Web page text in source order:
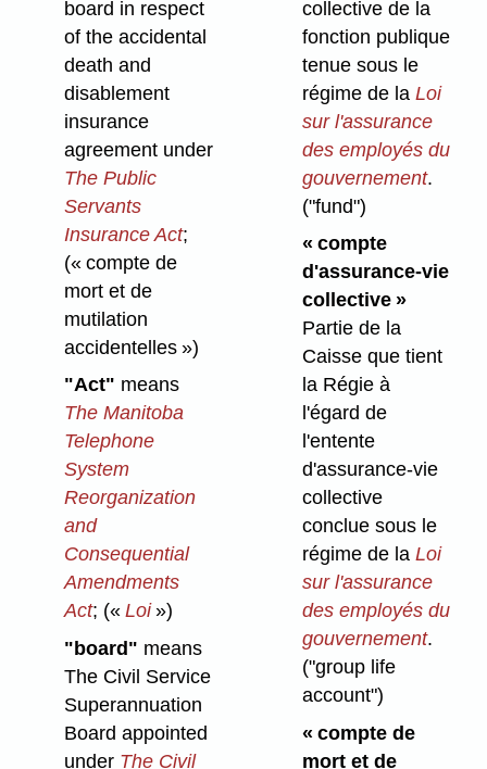
board in respect
of the accidental
death and
disablement
insurance
agreement under
The Public
Servants
Insurance Act;
(« compte de
mort et de
mutilation
accidentelles »)
"Act" means
The Manitoba
Telephone
System
Reorganization
and
Consequential
Amendments
Act; (« Loi»)
"board" means
The Civil Service
Superannuation
Board appointed
under The Civil
collective de la
fonction publique
tenue sous le
régime de la Loi
sur l'assurance
des employés du
gouvernement.
("fund")
« compte
d'assurance-vie
collective »
Partie de la
Caisse que tient
la Régie à
l'égard de
l'entente
d'assurance-vie
collective
conclue sous le
régime de la Loi
sur l'assurance
des employés du
gouvernement.
("group life
account")
« compte de
mort et de